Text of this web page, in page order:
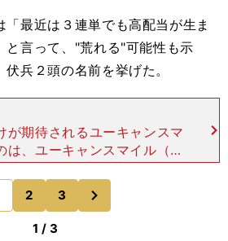
最近は３連単でも高配当が生ま
と言って、"荒れる"可能性も示
兵２頭の名前を挙げた。
が期待されるユーキャンスマ
は、ユーキャンスマイル（牡
覇者で、一昨年の２着馬。昨
ます。 今年８歳となります
３走前のＧ
2 3
1 / 3